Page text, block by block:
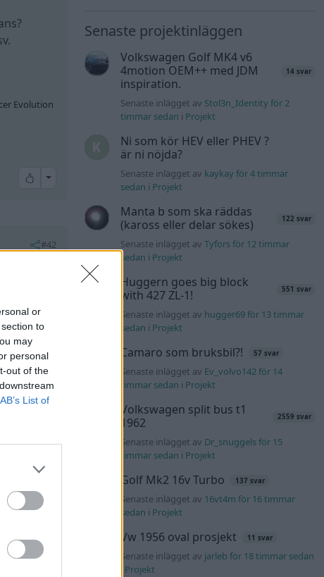
or
to
may
personal
out of the
List of
Evolution
All reactions
#42
#43
Senaste projektinläggen
Volkswagen Golf MK4 v6
4motion OEM++ med JDM
inspiration.
14 svar
Senaste inlägget av Stol3n_Identity för 2
timmar sedan i Projekt
Ni som kör HEV eller PHEV ?
är ni nöjda?
Senaste inlägget av kaykay för 4 timmar
sedan i Projekt
Manta b som ska räddas
(kaross eller delar sökes)
122 svar
Senaste inlägget avTyfors för 12 timmar
sedan i Projekt
Huggern goes big block
with 427 ZL-1!
551 svar
Senaste inlägget av hugger69 för 13 timmar
sedan i Projekt
Camaro som bruksbil?! 57 svar
Senaste inlägget av Ev_volvo142 för 14
timmar sedan i Projekt
Volkswagen split bus t1
1962
2559 svar
Senaste inlägget av Dr_snuggels för 15
timmar sedan i Projekt
Golf Mk2 16v Turbo 137 svar
Senaste inlägget av 16vt4m för 16 timmar
sedan i Projekt
Vw 1956 oval prosjekt 11 svar
Senaste inlägget av jarleb för 18 timmar sedan
Projekt